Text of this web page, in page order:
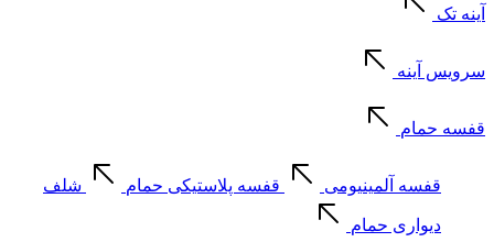
آینه تک
سرویس آینه
قفسه حمام
قفسه آلمینیومی قفسه پلاستیکی حمام شلف
دیواری حمام